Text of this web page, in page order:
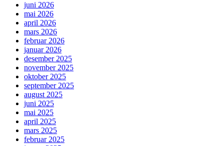
juni 2026
mai 2026
april 2026
mars 2026
februar 2026
januar 2026
desember 2025
november 2025
oktober 2025
september 2025
august 2025
juni 2025
mai 2025
april 2025
mars 2025
februar 2025